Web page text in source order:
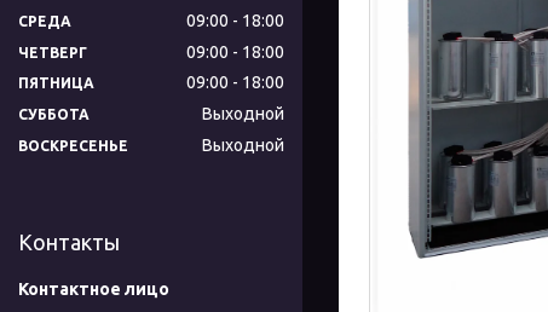
СРЕДА 09:00 18:00
ЧЕТВЕРГ 09:00 18:00
ПЯТНИЦА 09:00 18:00
СУББОТА Выходной
ВОСКРЕСЕНЬЕ Выходной
Контакты